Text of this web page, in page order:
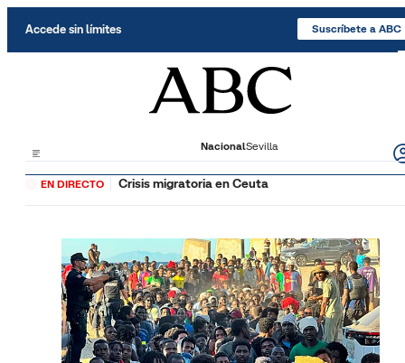
Accede sin límites Suscríbete a ABC
NacionalSevilla
EN DIRECTO Crisis migratoria en Ceuta